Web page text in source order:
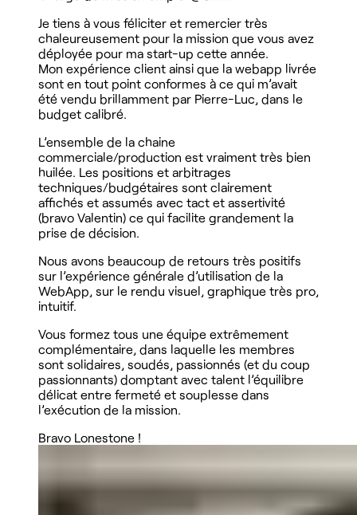
Je tiens à vous féliciter et remercier très
chaleureusement pour la mission que vous avez
déployée pour ma start-up cette année.
Mon expérience client ainsi que la webapp livrée
sont en tout point conformes à ce qui m’avait
été vendu brillamment par Pierre-Luc, dans le
budget calibré.
L’ensemble de la chaine
commerciale/production est vraiment très bien
huilée. Les positions et arbitrages
techniques/budgétaires sont clairement
affichés et assumés avec tact et assertivité
(bravo Valentin) ce qui facilite grandement la
prise de décision.
Nous avons beaucoup de retours très positifs
sur l’expérience générale d’utilisation de la
WebApp, sur le rendu visuel, graphique très pro,
intuitif.
Vous formez tous une équipe extrêmement
complémentaire, dans laquelle les membres
sont solidaires, soudés, passionnés (et du coup
passionnants) domptant avec talent l’équilibre
délicat entre fermeté et souplesse dans
l’exécution de la mission.
Bravo Lonestone !